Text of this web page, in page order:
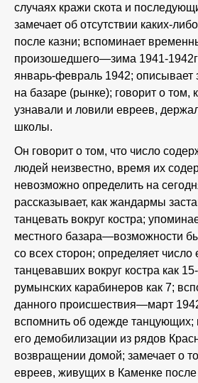
случаях кражи скота и
замечает об отсутствии каких-
после казни; вспоминает
произошедшего—зима 1941-
январь-февраль 1942; описывает
на базаре (рынке); говорит о том,
узнавали и ловили евреев,
школы.
Он говорит о том, что число
людей неизвестно, время их
невозможно определить на
рассказывает, как жандармы
танцевать вокруг костра;
местного базара—возможности
со всех сторон; определяет число
танцевавших вокруг костра как
румынских карабинеров как 7;
данного происшествия—март
вспомнить об одежде танцующих;
его демобилизации из рядов
возвращении домой; замечает о
евреев, живущих в Каменке